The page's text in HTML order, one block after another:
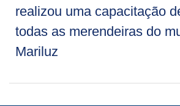
realizou uma capacitação
todas as merendeiras do
Mariluz